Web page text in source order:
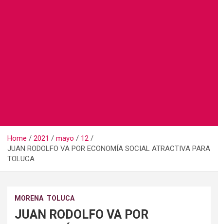
Home 2021 mayo
12
JUAN RODOLFO VA POR ECONOMÍA SOCIAL ATRACTIVA PARA
TOLUCA
MORENA TOLUCA
JUAN RODOLFO VA POR